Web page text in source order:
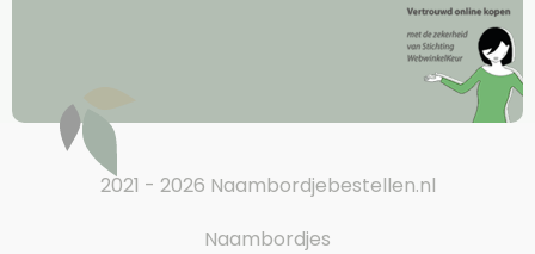
2021 - 2026 Naambordjebestellen.nl
Naambordjes